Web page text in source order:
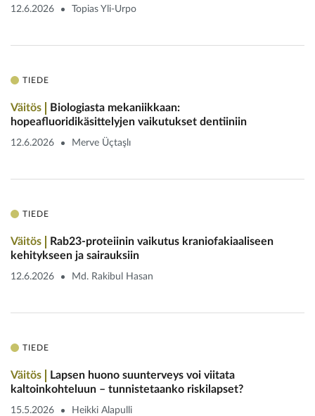
12.6.2026 Topias Yli-Urpo
TIEDE
Väitös
Biologiasta mekaniikkaan:
hopeafluoridikäsittelyjen vaikutukset dentiiniin
12.6.2026 Merve Üçtaşlı
TIEDE
Väitös
Rab23-proteiinin vaikutus kranio­fakiaaliseen
kehitykseen ja sairauksiin
12.6.2026 Md. Rakibul Hasan
TIEDE
Väitös
Lapsen huono suunterveys voi ­viitata
kaltoinkohteluun – tunnistetaanko riskilapset?
15.5.2026 Heikki Alapulli